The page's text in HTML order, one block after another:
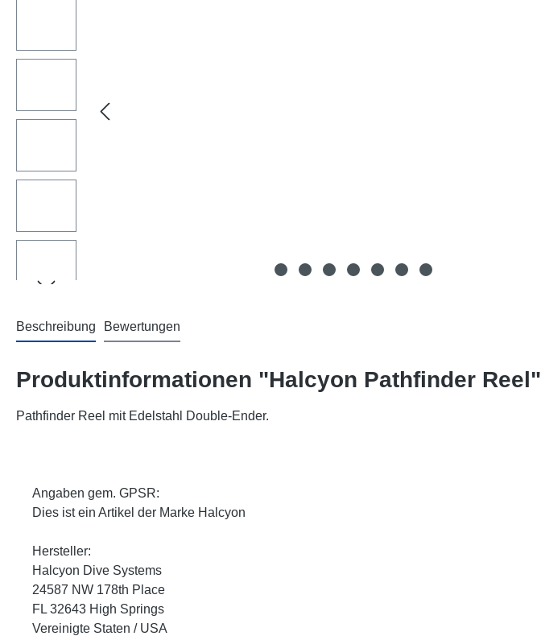
Beschreibung Bewertungen
Produktinformationen "Halcyon Pathfinder Reel"
Pathfinder Reel mit Edelstahl Double-Ender.
Angaben gem. GPSR:
Dies ist ein Artikel der Marke Halcyon
Hersteller:
Halcyon Dive Systems
24587 NW 178th Place
FL 32643 High Springs
Vereinigte Staten / USA